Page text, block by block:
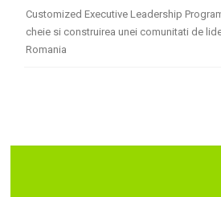
Customized Executive Leadership
cheie si construirea unei comunitati de
Romania